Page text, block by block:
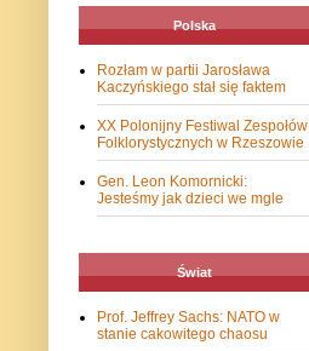
Polska
Rozłam w partii Jarosława
Kaczyńskiego stał się faktem
XX Polonijny Festiwal Zespołów
Folklorystycznych w Rzeszowie
Gen. Leon Komornicki:
Jesteśmy jak dzieci we mgle
Świat
Prof. Jeffrey Sachs: NATO w
stanie cakowitego chaosu